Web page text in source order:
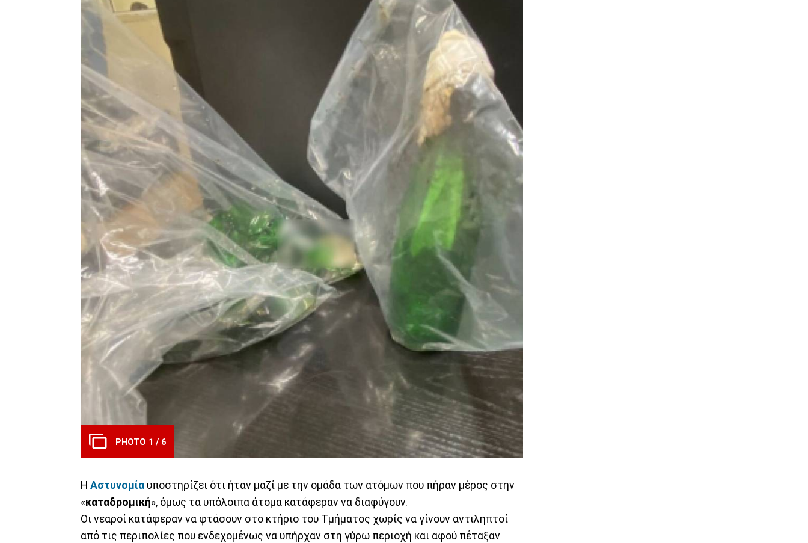
PHOTO 1 / 6
Η Αστυνομία υποστηρίζει ότι ήταν μαζί με την ομάδα των ατόμων που πήραν μέρος στην
«καταδρομική», όμως τα υπόλοιπα άτομα κατάφεραν να διαφύγουν.
Οι νεαροί κατάφεραν να φτάσουν στο κτήριο του Τμήματος χωρίς να γίνουν αντιληπτοί
από τις περιπολίες που ενδεχομένως να υπήρχαν στη γύρω περιοχή και αφού πέταξαν